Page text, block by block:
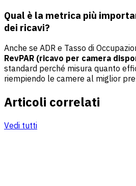
Qual è la metrica più
dei ricavi?
Anche se ADR e Tasso di
RevPAR (ricavo per camera
standard perché misura quanto
riempiendo le camere al miglior
Articoli correlati
Vedi tutti